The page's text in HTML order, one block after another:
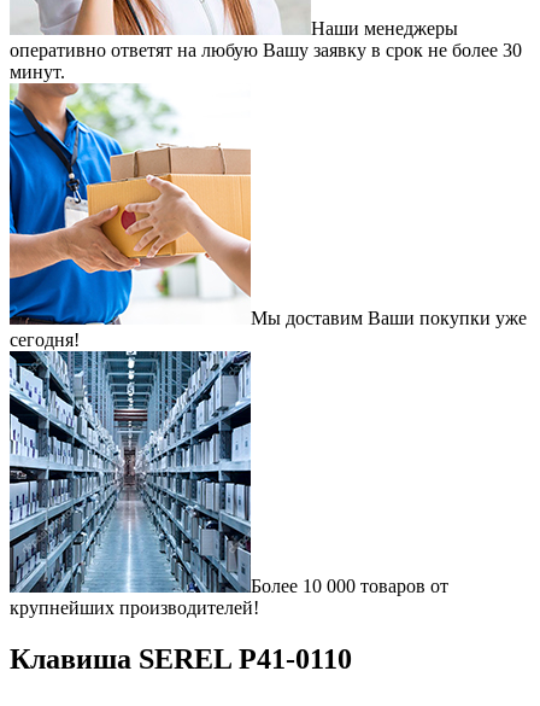
Наши менеджеры
оперативно ответят на любую Вашу заявку в срок не более 30
минут.
Мы доставим Ваши покупки уже
сегодня!
Более 10 000 товаров от
крупнейших производителей!
Клавиша SEREL P41-0110